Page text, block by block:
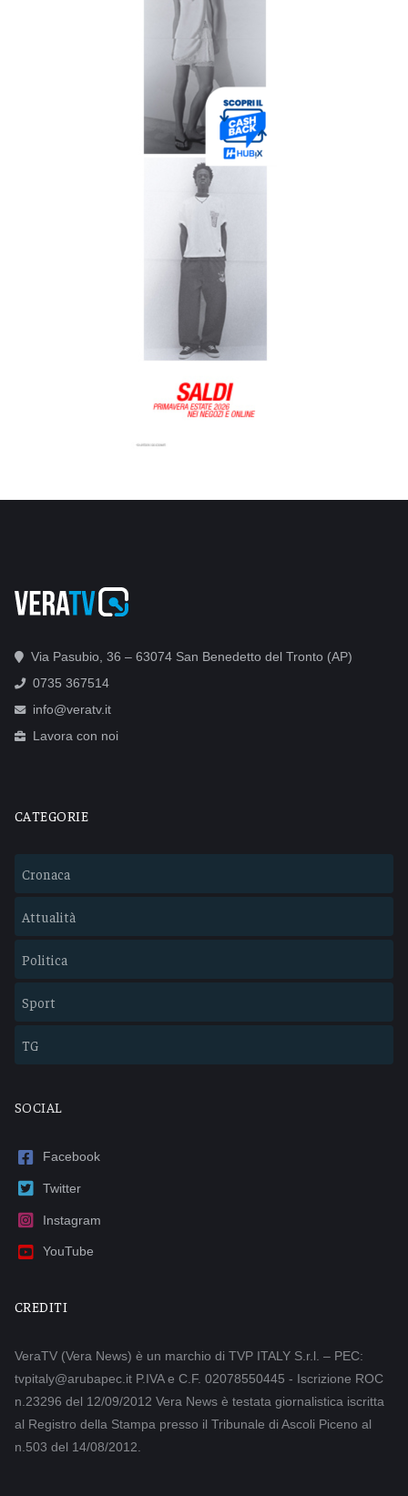
Via Pasubio, 36 – 63074 San Benedetto del Tronto (AP)
0735 367514
info@veratv.it
Lavora con noi
CATEGORIE
Cronaca
Attualità
Politica
Sport
TG
SOCIAL
Facebook
Twitter
Instagram
YouTube
CREDITI
VeraTV (Vera News) è un marchio di TVP ITALY S.r.l. – PEC:
tvpitaly@arubapec.it P.IVA e C.F. 02078550445 - Iscrizione ROC
n.23296 del 12/09/2012 Vera News è testata giornalistica iscritta
al Registro della Stampa presso il Tribunale di Ascoli Piceno al
n.503 del 14/08/2012.